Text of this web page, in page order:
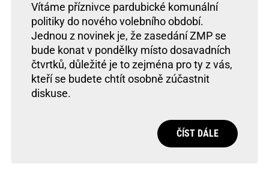
Vítáme příznivce pardubické komunální
politiky do nového volebního období.
Jednou z novinek je, že zasedání ZMP se
bude konat v pondělky místo dosavadních
čtvrtků, důležité je to zejména pro ty z vás,
kteří se budete chtít osobně zúčastnit
diskuse.
ČÍST DÁLE